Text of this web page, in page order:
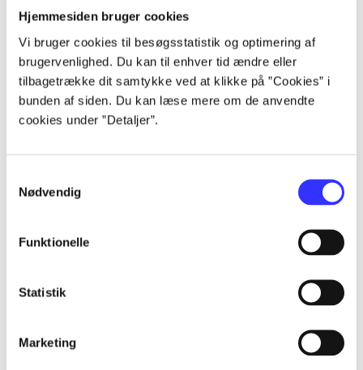
Hjemmesiden bruger cookies
Vi bruger cookies til besøgsstatistik og optimering af
brugervenlighed. Du kan til enhver tid ændre eller
tilbagetrække dit samtykke ved at klikke på ”Cookies” i
bunden af siden. Du kan læse mere om de anvendte
cookies under ”Detaljer”.
Nødvendig
Funktionelle
Statistik
Marketing
...
...
...
...